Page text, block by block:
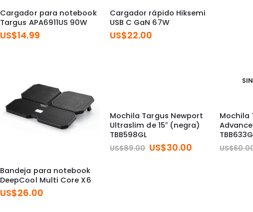
Cargador para notebook
Targus APA6911US 90W
US$14.99
Cargador rápido Hiksemi
USB C GaN 67W
US$22.00
Bandeja para notebook
DeepCool Multi Core X6
US$26.00
Mochila Targus Newport
Ultraslim de 15″ (negra)
TBB598GL
US$89.00 El
precio
US$30.00
Mochila
US$